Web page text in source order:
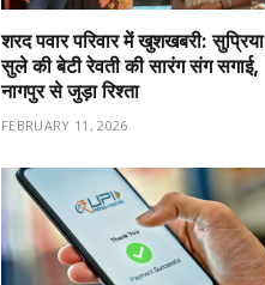
शरद पवार परिवार में खुशखबरी: सुप्रिया
सुले की बेटी रेवती की सारंग संग सगाई,
नागपुर से जुड़ा रिश्ता
FEBRUARY 11, 2026